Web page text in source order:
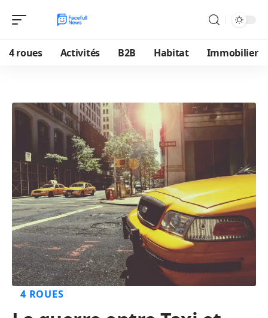
4 roues Activités B2B Habitat Immobilier
4 ROUES